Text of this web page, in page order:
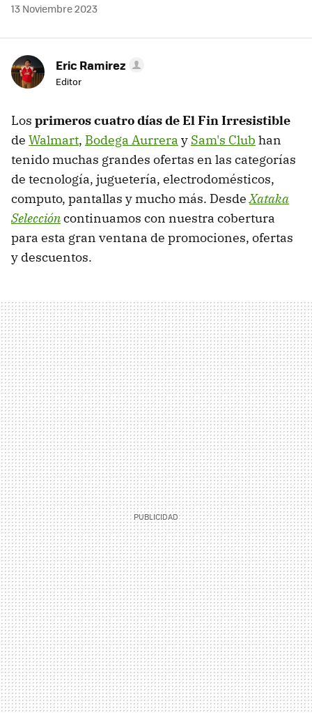
13 Noviembre 2023
Eric Ramirez
Editor
Los primeros cuatro días de El Fin Irresistible
de Walmart, Bodega Aurrera y Sam's Club han
tenido muchas grandes ofertas en las categorías
de tecnología, juguetería, electrodomésticos,
computo, pantallas y mucho más. DesdeXataka
Seleccióncontinuamos con nuestra cobertura
para esta gran ventana de promociones, ofertas
y descuentos.